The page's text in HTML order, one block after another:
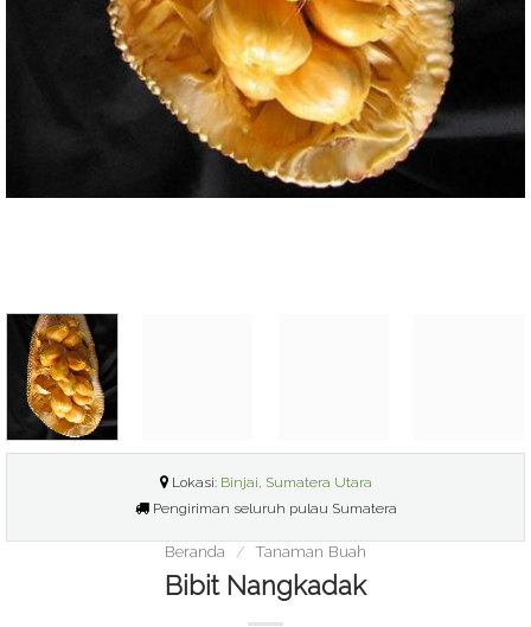
Lokasi: Binjai, Sumatera Utara
Pengiriman seluruh pulau Sumatera
Beranda / Tanaman Buah
Bibit Nangkadak